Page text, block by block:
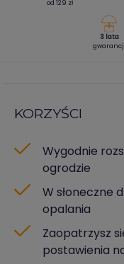
od 129 zł
3 lata
KORZYŚCI
Wygodnie
ogrodzie
W słoneczne
opalania
Zaopatrzysz
postawienia